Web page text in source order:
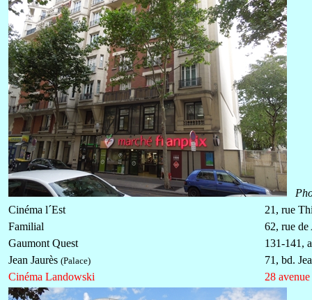
Cinéma l´Est
21, rue
Familial
62, rue
Gaumont Quest
131-141,
Jean Jaurès (Palace)
71, bd.
Cinéma Landowski
28